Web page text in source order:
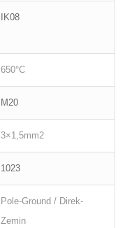
IK08
650°C
M20
3×1,5mm2
1023
Pole-Ground / Direk-
Zemin